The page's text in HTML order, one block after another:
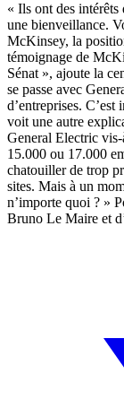
« Ils ont des intérêts
une bienveillance.
McKinsey, la
témoignage de
Sénat », ajoute la
se passe avec
d’entreprises.
voit une autre
General Electric
15.000 ou 17.000
chatouiller de trop
sites. Mais à un
n’importe quoi ? »
Bruno Le Maire et